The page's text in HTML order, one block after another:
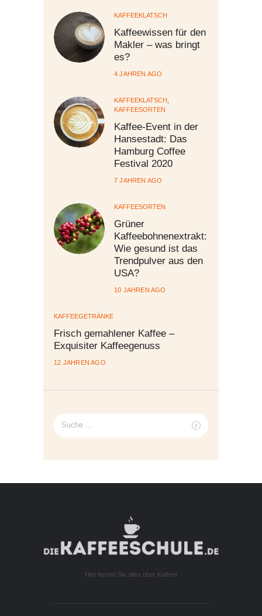
KAFFEEKLATSCH
Kaffeewissen für den
Makler – was bringt
es?
4 JAHREN AGO
KAFFEEKLATSCH
KAFFEESORTEN
Kaffee-Event in der
Hansestadt: Das
Hamburg Coffee
Festival 2020
7 JAHREN AGO
KAFFEESORTEN
Grüner
Kaffeebohnenextrakt:
Wie gesund ist das
Trendpulver aus den
USA?
10 JAHREN AGO
KAFFEEGETRÄNKE
Frisch gemahlener Kaffee –
Exquisiter Kaffeegenuss
12 JAHREN AGO
Suche
nach:
Hier lernen Sie alles über Kaffee!